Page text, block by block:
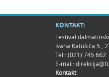
KONTAKT:
Festival
Ivana Katušića 5 ,
Tel.: (021) 745 662
E-mail:
Kontakt